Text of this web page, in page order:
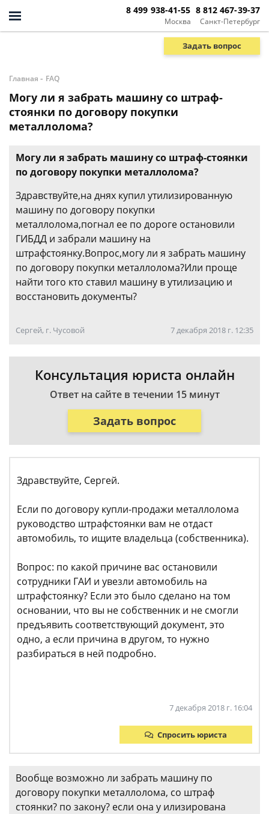
Москва
8 499 938-41-55
Санкт-Петербург
8 812 467-39-37
Задать вопрос
Главная - FAQ
Могу ли я забрать машину со штраф-
стоянки по договору покупки
металлолома?
Могу ли я забрать машину со штраф-стоянки
по договору покупки металлолома?
Здравствуйте,на днях купил утилизированную
машину по договору покупки
металлолома,погнал ее по дороге остановили
ГИБДД и забрали машину на
штрафстоянку.Вопрос,могу ли я забрать машину
по договору покупки металлолома?Или проще
найти того кто ставил машину в утилизацию и
восстановить документы?
Сергей, г. Чусовой 7 декабря 2018 г. 12:35
Консультация юриста онлайн
Ответ на сайте в течении 15 минут
Задать вопрос
Здравствуйте, Сергей.
Если по договору купли-продажи металлолома
руководство штрафстоянки вам не отдаст
автомобиль, то ищите владельца (собственника).
Вопрос: по какой причине вас остановили
сотрудники ГАИ и увезли автомобиль на
штрафстоянку? Если это было сделано на том
основании, что вы не собственник и не смогли
предъявить соответствующий документ, это
одно, а если причина в другом, то нужно
разбираться в ней подробно.
7 декабря 2018 г. 16:04
Спросить юриста
Вообще возможно ли забрать машину по
договору покупки металлолома, со штраф
стоянки? по закону? если она у илизирована